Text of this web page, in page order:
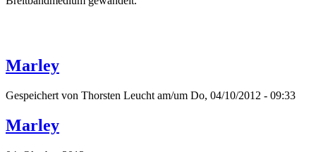
Marley
Gespeichert von Thorsten Leucht am/um Do, 04/10/2012 - 09:33
Marley